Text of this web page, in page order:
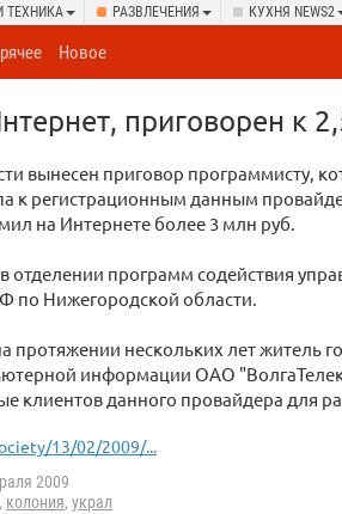
ТЕХНИКА РАЗВЛЕЧЕНИЯ КУХНЯ NEWS2
Новое
приговорен к
вынесен приговор программисту,
к регистрационным данным
на Интернете более 3 млн руб.
отделении программ содействия
по Нижегородской области.
протяжении нескольких лет житель
информации ОАО
клиентов данного провайдера для
13/02/2009/...
2009
, колония, украл